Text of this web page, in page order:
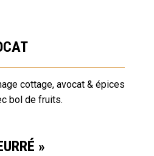
cottage, avocat & épices
bol de fruits.
»